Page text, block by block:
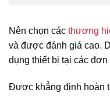
Nên chọn các thương
và được đánh giá cao.
dụng thiết bị tại các
Được khẳng định hoàn